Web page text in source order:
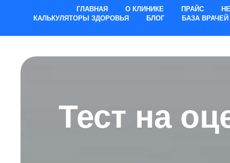
ГЛАВНАЯ О КЛИНИКЕ ПРАЙС
КАЛЬКУЛЯТОРЫ ЗДОРОВЬЯ
БЛОГ БАЗА ВРАЧЕЙ
Тест на